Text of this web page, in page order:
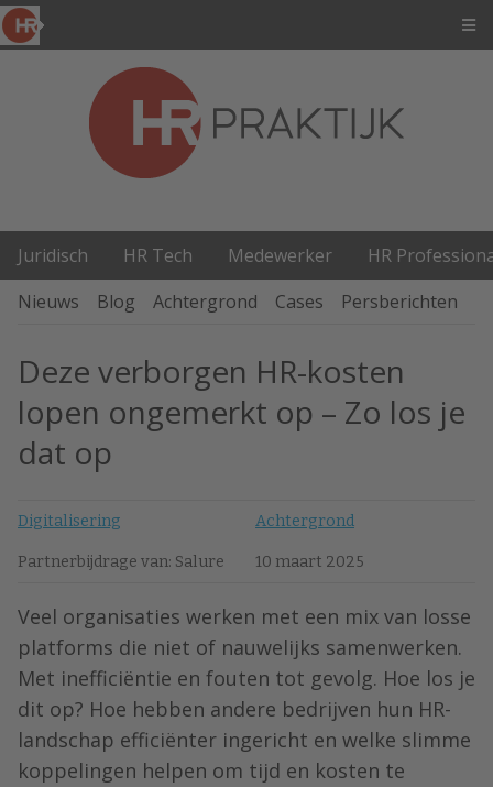
Juridisch HR Tech Medewerker
HR
Nieuws
Blog Achtergrond Cases Persberichten
Deze verborgen HR-kosten
lopen ongemerkt op – Zo los je
dat op
Digitalisering Achtergrond
Partnerbijdrage van: Salure 10 maart 2025
Veel organisaties werken met een mix van losse
platforms die niet of nauwelijks samenwerken.
Met inefficiëntie en fouten tot gevolg. Hoe los je
dit op? Hoe hebben andere bedrijven hun HR-
landschap efficiënter ingericht en welke slimme
koppelingen helpen om tijd en kosten te